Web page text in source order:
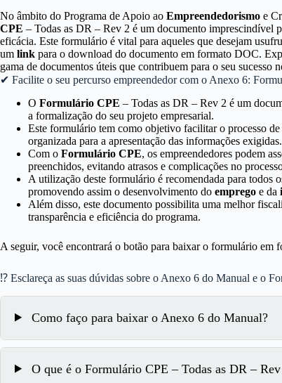
No âmbito do Programa de Apoio ao Empreendedorismo e
CPE – Todas as DR – Rev 2 é um documento imprescindível
eficácia. Este formulário é vital para aqueles que desejam
um link para o download do documento em formato DOC.
gama de documentos úteis que contribuem para o seu sucesso
✔ Facilite o seu percurso empreendedor com o Anexo 6:
O Formulário CPE – Todas as DR – Rev 2 é um
a formalização do seu projeto empresarial.
Este formulário tem como objetivo facilitar o processo
organizada para a apresentação das informações exigidas.
Com o Formulário CPE, os empreendedores podem
preenchidos, evitando atrasos e complicações no
A utilização deste formulário é recomendada para todos
promovendo assim o desenvolvimento do emprego e da
Além disso, este documento possibilita uma melhor
transparência e eficiência do programa.
A seguir, você encontrará o botão para baixar o formulário em
⁉ Esclareça as suas dúvidas sobre o Anexo 6 do Manual e o
Como faço para baixar o Anexo 6 do Manual?
O que é o Formulário CPE – Todas as DR –